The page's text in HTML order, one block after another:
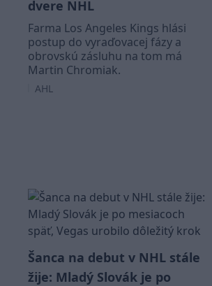
dvere NHL
Farma Los Angeles Kings hlási
postup do vyraďovacej fázy a
obrovskú zásluhu na tom má
Martin Chromiak.
AHL
Šanca na debut v NHL stále
žije: Mladý Slovák je po